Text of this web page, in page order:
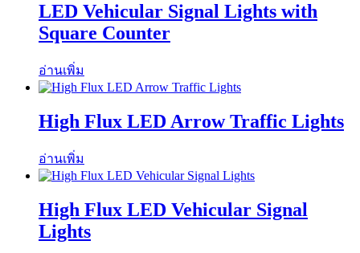
LED Vehicular Signal Lights with
Square Counter
อ่านเพิ่ม
High Flux LED Arrow Traffic Lights
อ่านเพิ่ม
High Flux LED Vehicular Signal
Lights